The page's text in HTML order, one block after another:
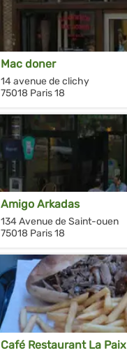
Mac doner
14 avenue de clichy
75018 Paris 18
Amigo Arkadas
134 Avenue de Saint-ouen
75018 Paris 18
Café Restaurant La Paix